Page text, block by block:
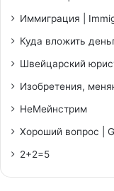
Иммиграция |
Куда вложить
Швейцарский
Изобретения,
НеМейнстрим
Хороший вопрос |
2+2=5